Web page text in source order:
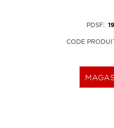
PDSF:
CODE